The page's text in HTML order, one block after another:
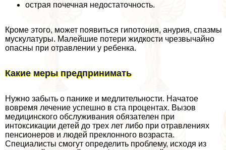
острая почечная недостаточность.
Кроме этого, может появиться гипотония, анурия, спазмы
мускулатуры. Малейшие потери жидкости чрезвычайно
опасны при отравлении у ребенка.
Какие меры предпринимать
Нужно забыть о панике и медлительности. Начатое
вовремя лечение успешно в ста процентах. Вызов
медицинского обслуживания обязателен при
интоксикации детей до трех лет либо при отравлениях
пенсионеров и людей преклонного возраста.
Специалисты смогут определить проблему, исходя из